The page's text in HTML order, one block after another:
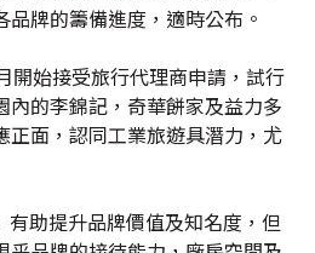
牌的籌備進度，適時公布。
開始接受旅行代理商申請，試行
內的李錦記，奇華餅家及益力多
正面，認同工業旅遊具潛力，尤
助提升品牌價值及知名度，但